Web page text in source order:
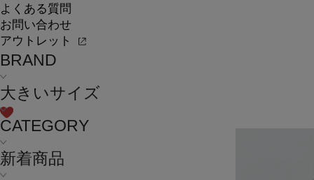
よくある質問
お問い合わせ
アウトレット
BRAND
大きいサイズ
CATEGORY
新着商品